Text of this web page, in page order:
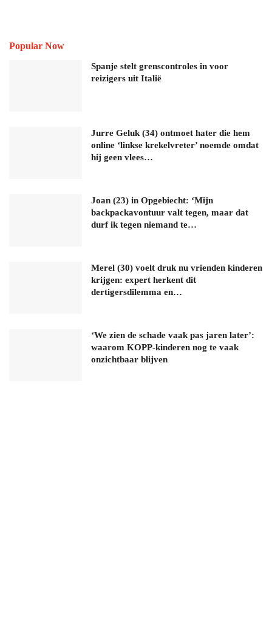
Popular Now
Spanje stelt grenscontroles in voor
reizigers uit Italië
Jurre Geluk (34) ontmoet hater die hem
online ‘linkse krekelvreter’ noemde omdat
hij geen vlees…
Joan (23) in Opgebiecht: ‘Mijn
backpackavontuur valt tegen, maar dat
durf ik tegen niemand te…
Merel (30) voelt druk nu vrienden kinderen
krijgen: expert herkent dit
dertigersdilemma en…
‘We zien de schade vaak pas jaren later’:
waarom KOPP-kinderen nog te vaak
onzichtbaar blijven